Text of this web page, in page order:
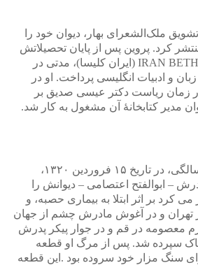
در سال ۱۳۱۵ به تشویق ملک‌الشعرای بهار، دیوان خود را
کرد. پروین پس از پایان تحصیلاتش
در مدرسه آمریکایی IRAN BETHEL (ایران کلیسا)، مدتی در
و ادبیات انگلیسی پرداخت. او در
۱۳۱۵ – ۱۳۱۶ در زمان ریاست دکتر عیسی صدیق بر
مدیر کتابخانهٔ آن مشغول به کار شد.
پروین اعتصامی در ۳۵ سالگی، در تاریخ ۱۵ فروردین ۱۳۲۰،
– ابوالفتح اعتصامی – دیوانش را
کرد بر اثر ابتلا به بیماری حصبه، و
تهران و در آغوش مادرش چشم از جهان
معصومه در قم و در جوار پیکر پدرش
خاک سپرده شد. پس از مرگ او قطعه
سنگ مزار خود سروده بود .این قطعه